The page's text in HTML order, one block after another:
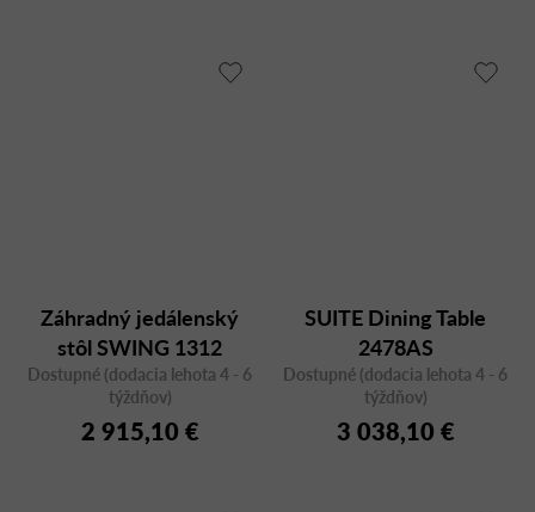
Záhradný jedálenský
stôl SWING 1312
200x95
Dostupné (dodacia lehota 4 - 6
týždňov)
2 915,10 €
SUITE Dining Table
2478AS
Dostupné (dodacia lehota 4 - 6
týždňov)
3 038,10 €